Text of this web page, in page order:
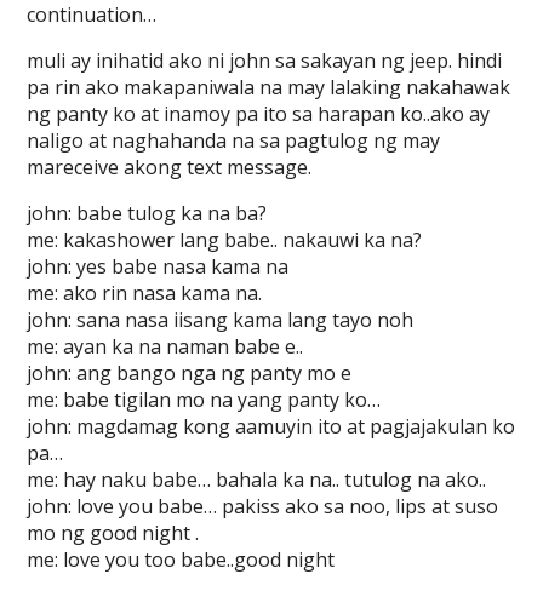
continuation…
muli ay inihatid ako ni john sa sakayan ng jeep. hindi
pa rin ako makapaniwala na may lalaking nakahawak
ng panty ko at inamoy pa ito sa harapan ko..ako ay
naligo at naghahanda na sa pagtulog ng may
mareceive akong text message.
john: babe tulog ka na ba?
me: kakashower lang babe.. nakauwi ka na?
john: yes babe nasa kama na
me: ako rin nasa kama na.
john: sana nasa iisang kama lang tayo noh
me: ayan ka na naman babe e..
john: ang bango nga ng panty mo e
me: babe tigilan mo na yang panty ko…
john: magdamag kong aamuyin ito at pagjajakulan ko
pa…
me: hay naku babe… bahala ka na.. tutulog na ako..
john: love you babe… pakiss ako sa noo, lips at suso
mo ng good night .
me: love you too babe..good night